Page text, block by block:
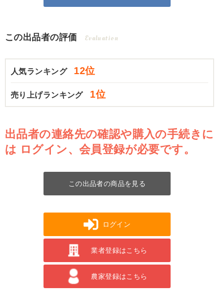
この出品者の評価 Evaluation
人気ランキング 12位
売り上げランキング 1位
出品者の連絡先の確認や購入の手続きに
は ログイン、会員登録が必要です。
この出品者の商品を見る
ログイン
業者登録はこちら
農家登録はこちら